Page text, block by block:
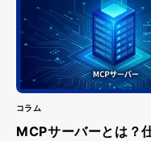
コラム
MCPサーバーとは？